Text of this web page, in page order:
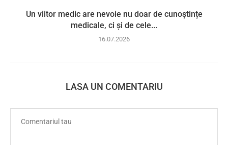
Un viitor medic are nevoie nu doar de cunoștințe
medicale, ci și de cele...
16.07.2026
LASA UN COMENTARIU